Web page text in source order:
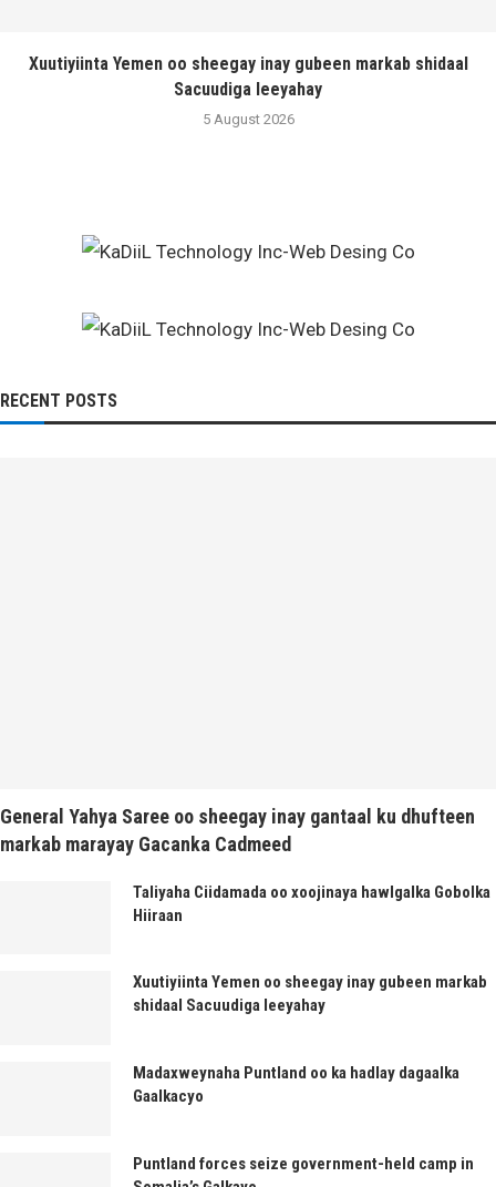
Xuutiyiinta Yemen oo sheegay inay gubeen markab shidaal
Sacuudiga leeyahay
5 August 2026
RECENT POSTS
General Yahya Saree oo sheegay inay gantaal ku dhufteen
markab marayay Gacanka Cadmeed
Taliyaha Ciidamada oo xoojinaya hawlgalka Gobolka
Hiiraan
Xuutiyiinta Yemen oo sheegay inay gubeen markab
shidaal Sacuudiga leeyahay
Madaxweynaha Puntland oo ka hadlay dagaalka
Gaalkacyo
Puntland forces seize government-held camp in